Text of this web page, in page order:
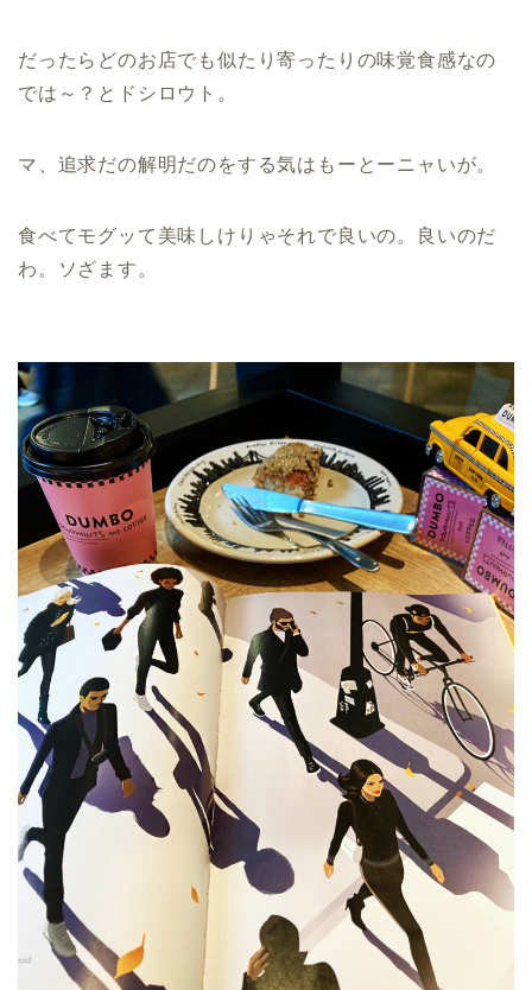
だったらどのお店でも似たり寄ったりの味覚食感なの
では～？とドシロウト。
マ、追求だの解明だのをする気はもーとーニャいが。
食べてモグッて美味しけりゃそれで良いの。良いのだ
わ。ソざます。